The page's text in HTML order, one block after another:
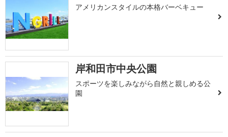
アメリカンスタイルの本格バーベキュー
岸和田市中央公園
スポーツを楽しみながら自然と親しめる公
園